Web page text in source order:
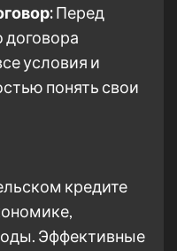
Перед
договора
условия и
понять свои
кредите
Эффективные